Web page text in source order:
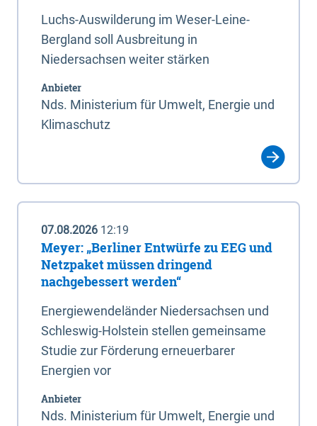
Luchs-Auswilderung im Weser-Leine-
Bergland soll Ausbreitung in
Niedersachsen weiter stärken
Anbieter
Nds. Ministerium für Umwelt, Energie und
Klimaschutz
07.08.2026 12:19
Meyer: „Berliner Entwürfe zu EEG und
Netzpaket müssen dringend
nachgebessert werden“
Energiewendeländer Niedersachsen und
Schleswig-Holstein stellen gemeinsame
Studie zur Förderung erneuerbarer
Energien vor
Anbieter
Nds. Ministerium für Umwelt, Energie und